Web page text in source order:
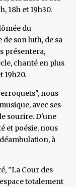
18h et 19h30.
du
son luth, de sa
présentera,
chanté en plus
19h20.
nous
avec ses
sourire. D'une
et poésie, nous
à
"La Cour des
totalement